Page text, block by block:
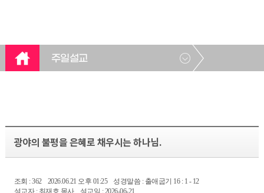
주일설교
광야의 불평을 은혜로 채우시는 하나님.
조회 : 362 2026.06.21 오후 01:25
성경말씀 : 출애굽기 16 : 1 - 12
설교자 : 최재호 목사
설교일 : 2026-06-21